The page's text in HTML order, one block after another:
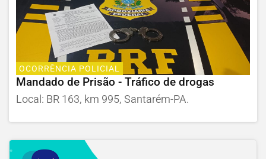
OCORRÊNCIA POLICIAL
Mandado de Prisão - Tráfico de drogas
Local: BR 163, km 995, Santarém-PA.